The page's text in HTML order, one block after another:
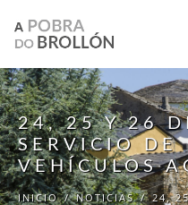
24, 25 Y 26
SERVICIO DE
VEHÍCULOS
INICIO / NOTICIAS / 24,